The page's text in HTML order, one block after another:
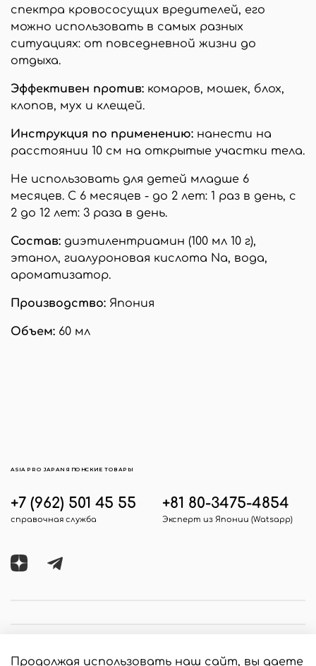
спектра кровососущих вредителей, его
можно использовать в самых разных
ситуациях: от повседневной жизни до
отдыха.
Эффективен против: комаров, мошек, блох,
клопов, мух и клещей.
Инструкция по применению: нанести на
расстоянии 10 см на открытые участки тела.
Не использовать для детей младше 6
месяцев. С 6 месяцев - до 2 лет: 1 раз в день, с
2 до 12 лет: 3 раза в день.
Состав: диэтилентриамин (100 мл 10 г),
этанол, гиалуроновая кислота Na, вода,
ароматизатор.
Производство: Япония
Объем: 60 мл
+7 (962) 501 45 55
справочная служба
+81 80-3475-4854
Эксперт из Японии (Watsapp)
ASIA PRO JAPAN ЯПОНСКИЕ ТОВАРЫ
Продолжая использовать наш сайт, вы даете